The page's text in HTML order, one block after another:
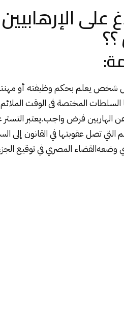
على الإرهابيين
شخص يعلم بحكم وظيفته أو مهنته
السلطات المختصة فى الوقت
الهاربين فرض واجب.يعتبر
تصل عقوبتها في القانون إلى
وضعهالقضاء المصريفي توقيع